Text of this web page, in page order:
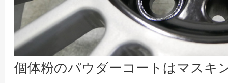
個体粉のパウダーコートはマスキ